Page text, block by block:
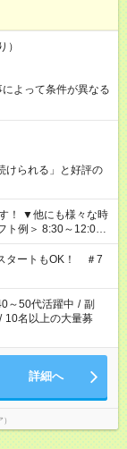
よって条件が異なる
けられる」と好評の
時
ト例＞ 8:30～12:00
など
タートもOK！ ＃7
～50代活躍中 / 副
/ 10名以上の大量募
詳細へ